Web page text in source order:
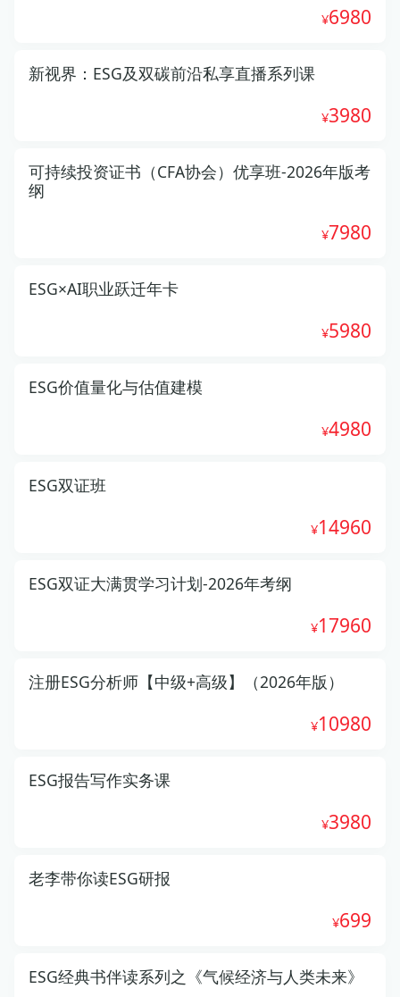
6980
新视界：ESG及双碳前沿私享直播系列课
3980
可持续投资证书（CFA协会）优享班-2026年版考
纲
7980
ESG×AI职业跃迁年卡
5980
ESG价值量化与估值建模
4980
ESG双证班
14960
ESG双证大满贯学习计划-2026年考纲
17960
注册ESG分析师【中级+高级】（2026年版）
10980
ESG报告写作实务课
3980
老李带你读ESG研报
699
ESG经典书伴读系列之《气候经济与人类未来》